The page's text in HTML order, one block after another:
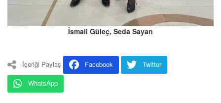
İsmail Güleç, Seda Sayan
İçeriği Paylaş Facebook
Twitter
WhatsApp